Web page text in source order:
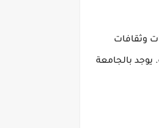
وثقافات
يوجد بالجامعة